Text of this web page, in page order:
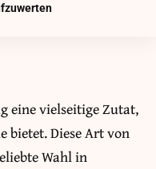
eine vielseitige Zutat,
bietet. Diese Art von
Wahl in